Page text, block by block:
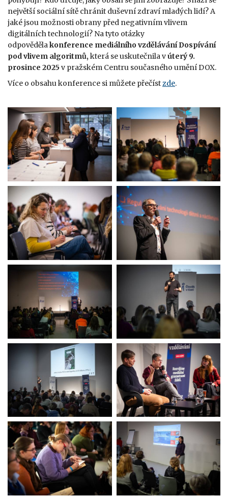
největší sociální sítě chránit duševní zdraví mladých lidí? A
jaké jsou možnosti obrany před negativním vlivem
digitálních technologií? Na tyto otázky
odpovědělakonference mediálního vzdělávání Dospívání
pod vlivem algoritmů,která se uskutečnila vúterý 9.
prosince 2025 v pražském Centru současného umění DOX.
Více o obsahu konference si můžete přečístzde.